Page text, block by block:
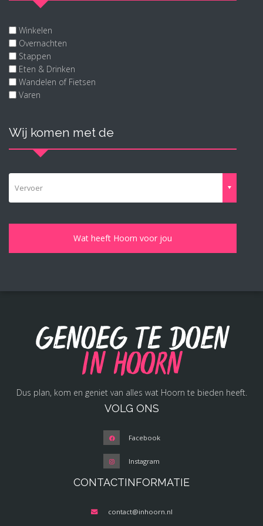
Winkelen
Overnachten
Stappen
Eten & Drinken
Wandelen of Fietsen
Varen
Wij komen met de
Vervoer
Genoeg te doen
in Hoorn
Dus plan, kom en geniet van alles wat Hoorn te bieden heeft.
VOLG ONS
Facebook
Instagram
CONTACTINFORMATIE
contact@inhoorn.nl